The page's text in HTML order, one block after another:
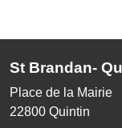
St Brandan-
Place de la Mairie
22800 Quintin